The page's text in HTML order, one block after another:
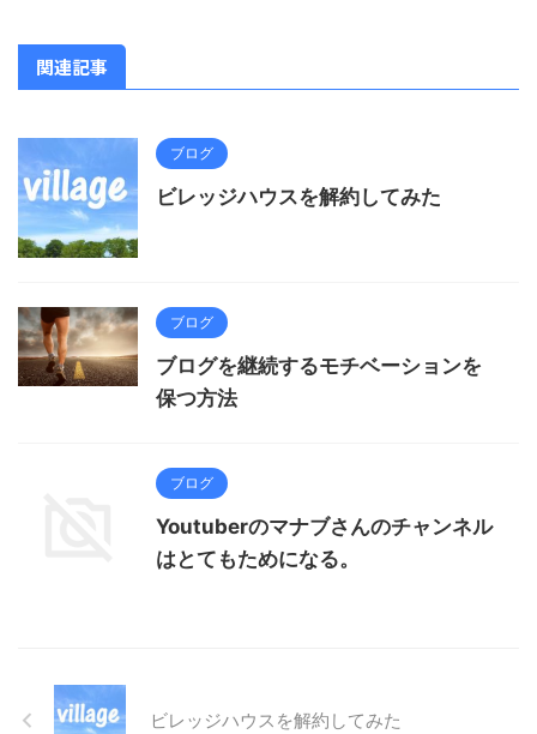
関連記事
ブログ
ビレッジハウスを解約してみた
ブログ
ブログを継続するモチベーションを
保つ方法
ブログ
Youtuberのマナブさんのチャンネル
はとてもためになる。
ビレッジハウスを解約してみた